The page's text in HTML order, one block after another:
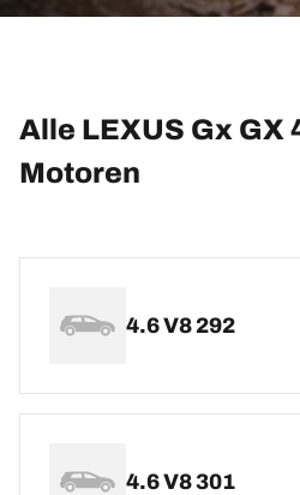
Alle LEXUS Gx GX
Motoren
4.6 V8 292
4.6 V8 301